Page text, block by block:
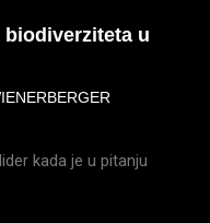
biodiverziteta u
kada je u pitanju